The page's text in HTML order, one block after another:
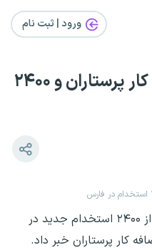
ورود | ثبت‌ نام
افزایش ۳ برابری اضافه کار پرستاران و ۲۴۰۰
رئیس سازمان اداری و استخدامی از ۲۴۰۰ استخدام جدید در